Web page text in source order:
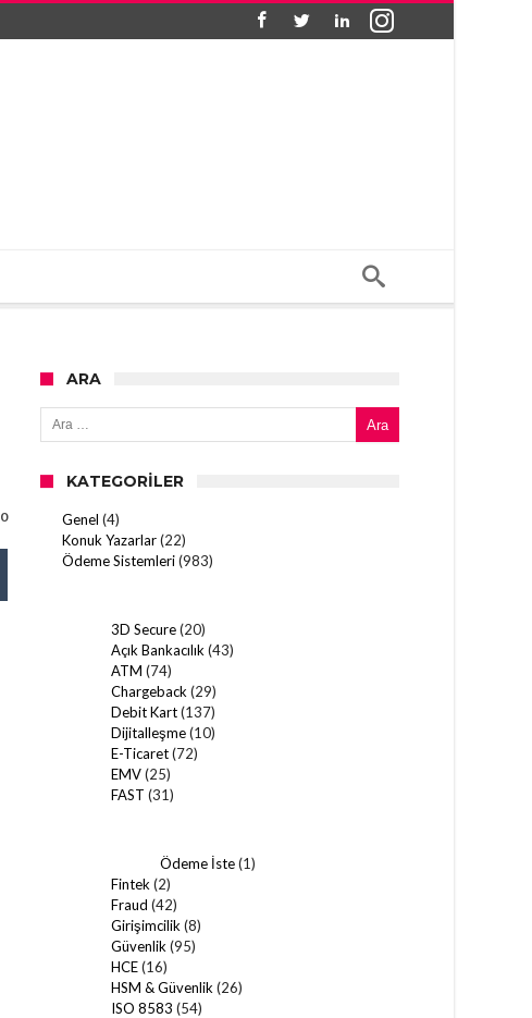
0
ARA
Arama:
KATEGORILER
Genel (4)
Konuk Yazarlar(22)
Ödeme Sistemleri(983)
3D Secure(20)
Açık Bankacılık (43)
ATM (74)
Chargeback (29)
Debit Kart(137)
Dijitalleşme(10)
E-Ticaret(72)
EMV(25)
FAST (31)
Ödeme İste(1)
Fintek (2)
Fraud (42)
Girişimcilik (8)
Güvenlik (95)
HCE(16)
HSM & Güvenlik (26)
ISO 8583 (54)